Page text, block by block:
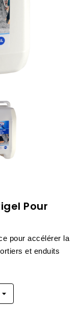
Pour
pour accélérer la
et enduits